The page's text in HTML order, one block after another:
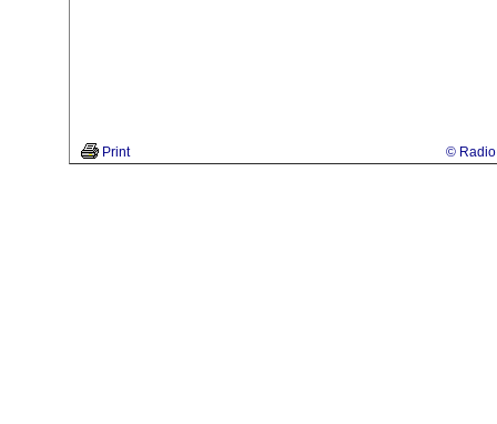
Print © Radio